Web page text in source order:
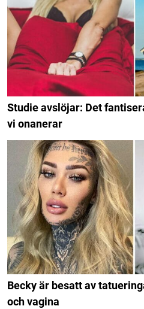
Studie avslöjar: Det
vi onanerar
Becky är besatt av
och vagina